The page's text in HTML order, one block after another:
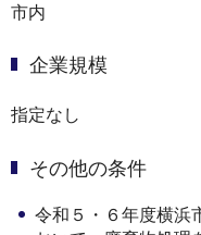
市内
企業規模
指定なし
その他の条件
令和５・６年度横浜